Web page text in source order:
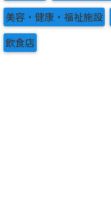
美容・健康・福祉施設
飲食店